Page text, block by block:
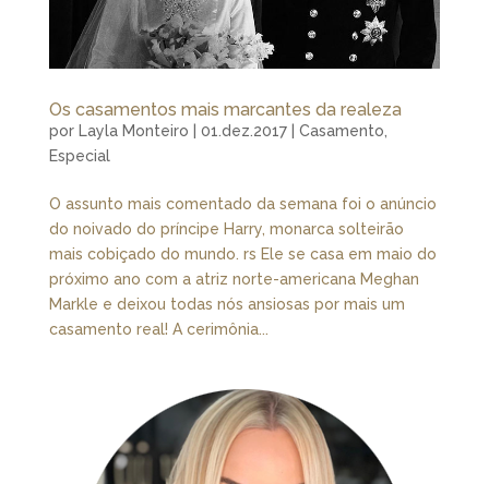
Os casamentos mais marcantes da realeza
por Layla Monteiro 01.dez.2017| Casamento
Especial
O assunto mais comentado da semana foi o anúncio
do noivado do príncipe Harry, monarca solteirão
mais cobiçado do mundo. rs Ele se casa em maio do
próximo ano com a atriz norte-americana Meghan
Markle e deixou todas nós ansiosas por mais um
casamento real! A cerimônia...